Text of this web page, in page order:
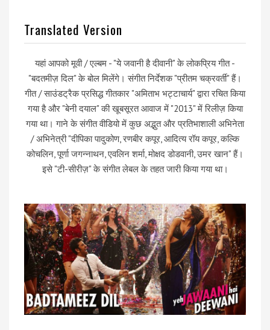
Translated Version
यहां आपको मूवी / एल्बम - "ये जवानी है दीवानी" के लोकप्रिय गीत -
"बदतमीज़ दिल" के बोल मिलेंगे। संगीत निर्देशक "प्रीतम चक्रवर्ती" हैं।
गीत / साउंडट्रैक प्रसिद्ध गीतकार "अमिताभ भट्टाचार्य" द्वारा रचित किया
गया है और "बेनी दयाल" की खूबसूरत आवाज में "2013" में रिलीज़ किया
गया था। गाने के संगीत वीडियो में कुछ अद्भुत और प्रतिभाशाली अभिनेता
/ अभिनेत्री "दीपिका पादुकोण, रणबीर कपूर, आदित्य रॉय कपूर, कल्कि
कोचलिन, पूर्णा जगन्नाथन, एवलिन शर्मा, मोक्षद डोडवानी, उमर खान" हैं।
इसे "टी-सीरीज़" के संगीत लेबल के तहत जारी किया गया था।